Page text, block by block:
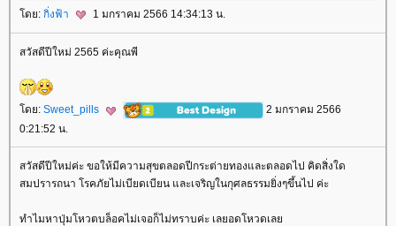
ดย: กิ่งฟ้า 1 มกราคม 2566 14:34:13 น.
สวัสดีปีใหม่ 2565 ค่ะคุณพี
ดย: Sweet_pills
2 มกราคม 2566
0:21:52 น.
สวัสดีปีใหม่ค่ะ ขอให้มีความสุขตลอดปีกระต่ายทองและตลอดไป คิดสิ่งใด
สมปรารถนา โรคภัยไม่เบียดเบียน และเจริญในกุศลธรรมยิ่งๆขึ้นไป ค่ะ
ทำไมหาปุ่มโหวตบล็อคไม่เจอก็ไม่ทราบค่ะ เลยอดโหวดเล